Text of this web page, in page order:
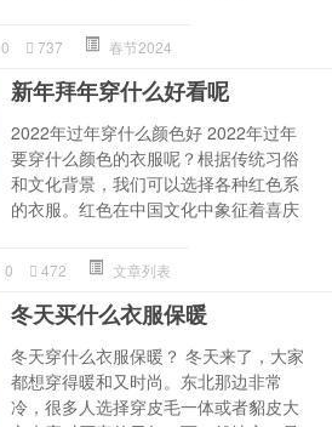
0 737 春节2024
新年拜年穿什么好看呢
2022年过年穿什么颜色好 2022年过年
要穿什么颜色的衣服呢？根据传统习俗
和文化背景，我们可以选择各种红色系
的衣服。红色在中国文化中象征着喜庆
0 472 文章列表
冬天买什么衣服保暖
冬天穿什么衣服保暖？ 冬天来了，大家
都想穿得暖和又时尚。东北那边非常
冷，很多人选择穿皮毛一体或者貂皮大